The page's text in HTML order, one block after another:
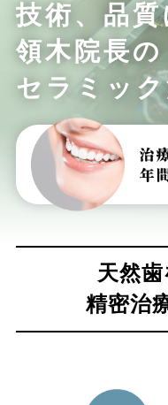
技術、品
領木院長の
セラミッ
天然
精密治